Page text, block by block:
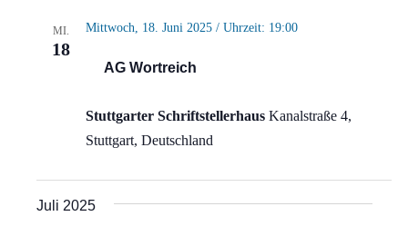
MI.
18
AG Wortreich
Mittwoch, 18. Juni 2025 / Uhrzeit: 19:00
Stuttgarter Schriftstellerhaus Kanalstraße 4,
Stuttgart, Deutschland
Juli 2025